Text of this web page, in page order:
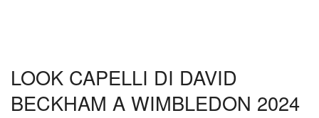
LOOK CAPELLI DI DAVID
BECKHAM A WIMBLEDON 2024